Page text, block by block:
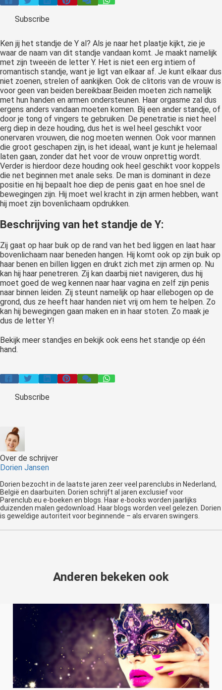
Subscribe
Ken jij het standje de Y al? Als je naar het plaatje kijkt, zie je
waar de naam van dit standje vandaan komt. Je maakt namelijk
met zijn tweeën de letter Y. Het is niet een erg intiem of
romantisch standje, want je ligt van elkaar af. Je kunt elkaar dus
niet zoenen, strelen of aankijken. Ook de clitoris van de vrouw is
voor geen van beiden bereikbaar.Beiden moeten zich namelijk
met hun handen en armen ondersteunen. Haar orgasme zal dus
ergens anders vandaan moeten komen. Bij een ander standje, of
door je tong of vingers te gebruiken. De penetratie is niet heel
erg diep in deze houding, dus het is wel heel geschikt voor
onervaren vrouwen, die nog moeten wennen. Ook voor mannen
die groot geschapen zijn, is het ideaal, want je kunt je helemaal
laten gaan, zonder dat het voor de vrouw onprettig wordt.
Verder is hierdoor deze houding ook heel geschikt voor koppels
die net beginnen met anale seks. De man is dominant in deze
positie en hij bepaalt hoe diep de penis gaat en hoe snel de
bewegingen zijn. Hij moet wel kracht in zijn armen hebben, want
hij moet zijn bovenlichaam opdrukken.
Beschrijving van het standje de Y:
Zij gaat op haar buik op de rand van het bed liggen en laat haar
bovenlichaam naar beneden hangen. Hij komt ook op zijn buik op
haar benen en billen liggen en drukt zich met zijn armen op. Nu
kan hij haar penetreren. Zij kan daarbij niet navigeren, dus hij
moet goed de weg kennen naar haar vagina en zelf zijn penis
naar binnen leiden. Zij steunt namelijk op haar ellebogen op de
grond, dus ze heeft haar handen niet vrij om hem te helpen. Zo
kan hij bewegingen gaan maken en in haar stoten. Zo maak je
dus de letter Y!
Bekijk meer standjes en bekijk ook eens het standje op één
hand.
Subscribe
Over de schrijver
Dorien Jansen
Dorien bezocht in de laatste jaren zeer veel parenclubs in Nederland,
België en daarbuiten. Dorien schrijft al jaren exclusief voor
Parenclub.eu e-boeken en blogs. Haar e-books worden jaarlijks
duizenden malen gedownload. Haar blogs worden veel gelezen. Dorien
is geweldige autoriteit voor beginnende – als ervaren swingers.
Anderen bekeken ook